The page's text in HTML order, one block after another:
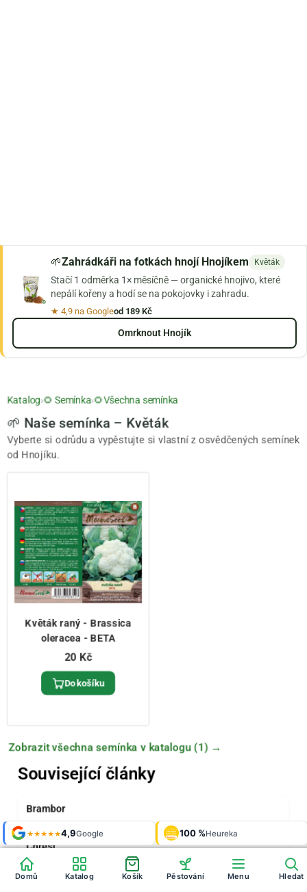
🌱Zahrádkáři na fotkách hnojí Hnojíkem Květák
Stačí 1 odměrka 1× měsíčně — organické hnojivo, které
nepálí kořeny a hodí se na pokojovky i zahradu.
★ 4,9 na Googleod 189 Kč
Omrknout Hnojík
Katalog›🌻 Semínka›🌻Všechna semínka
🌱 Naše semínka – Květák
Vyberte si odrůdu a vypěstujte si vlastní z osvědčených semínek
od Hnojíku.
Květák raný - Brassica
oleracea - BETA
20 Kč
Do košíku
Zobrazit všechna semínka v katalogu (1) →
Související články
Brambor
Chřest
★★★★★4,9Google OVĚŘENO
ZÁKAZNÍKY
Heureka 100 %Heureka
Shop roku'24 + '25 Galerie925 fotek
Domů Katalog Košík Pěstování Menu Hledat